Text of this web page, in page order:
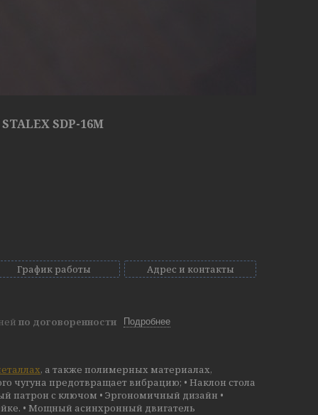
SDP-16M
График работы Адрес и контакты
по договоренности Подробнее
, а также полимерных материалах,
чугуна предотвращает вибрацию; • Наклон стола
патрон с ключом • Эргономичный дизайн •
• Мощный асинхронный двигатель